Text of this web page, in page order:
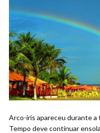
Arco-íris apareceu durante
Tempo deve continuar